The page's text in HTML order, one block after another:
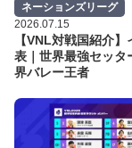
ネーションズリーグ
2026.07.15
【VNL対戦国紹介
表｜世界最強セッタ
界バレー王者